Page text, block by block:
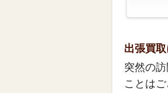
出張買
突然の
ことは